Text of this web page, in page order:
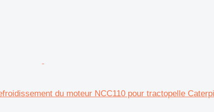
du moteur NCC110 pour tractopelle